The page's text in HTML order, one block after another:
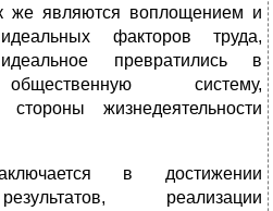
же являются воплощением и
факторов труда,
превратились в
систему,
жизнедеятельности
в достижении
реализации